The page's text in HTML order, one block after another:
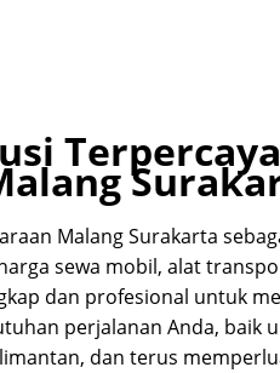
Malang Surakarta
sewa mobil, alat
dan profesional untuk
perjalanan Anda, baik
dan terus